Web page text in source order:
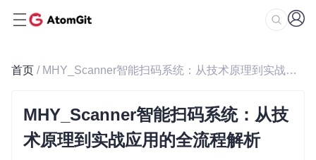
首页 / MHY_Scanner智能扫码系统：从技术原理到实战应用的全流程解析
MHY_Scanner智能扫码系统：从技
术原理到实战应用的全流程解析